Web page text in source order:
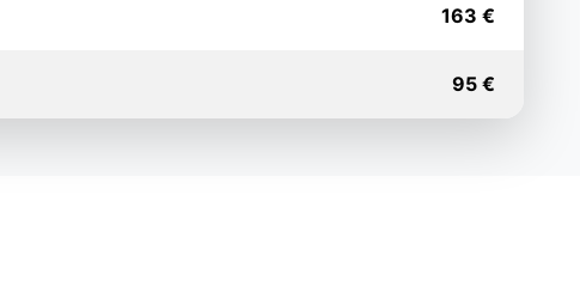
163 €
95 €